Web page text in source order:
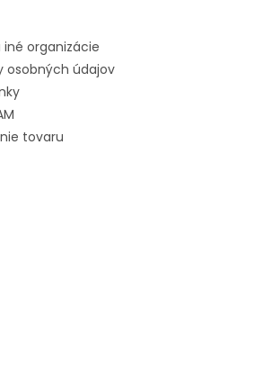
iné organizácie
osobných údajov
tovaru